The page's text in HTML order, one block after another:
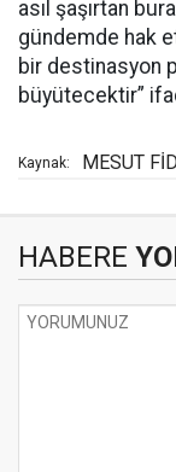
asıl şaşırtan
gündemde hak
bir destinasyon
büyütecektir”
Kaynak: MESUT
HABERE